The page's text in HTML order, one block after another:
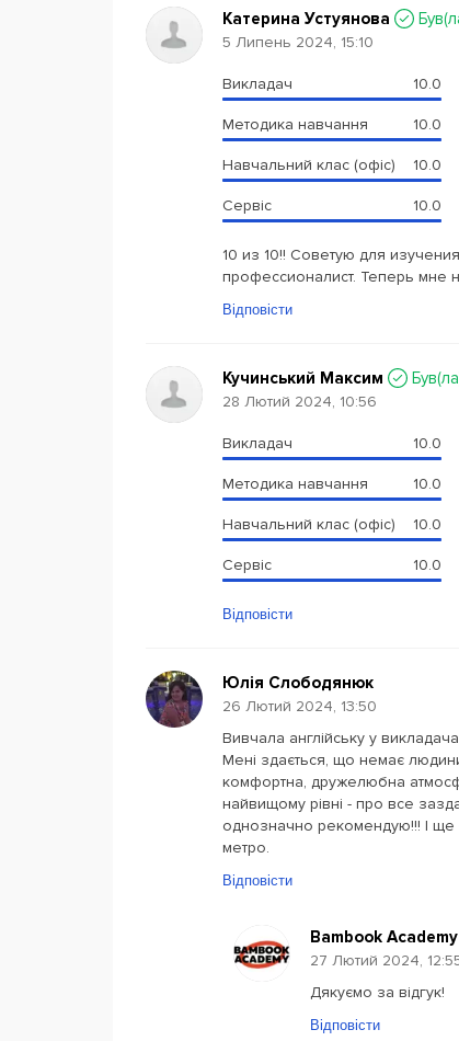
Катерина Устуянова
5 Липень 2024, 15:10
Викладач 10.0
Методика навчання 10.0
Навчальний клас (офіс) 10.0
Сервіс 10.0
10 из 10!! Советую для
профессионалист. Теперь мне
Відповісти
Кучинський Максим
28 Лютий 2024, 10:56
Викладач 10.0
Методика навчання 10.0
Навчальний клас (офіс) 10.0
Сервіс 10.0
Відповісти
Юлія Слободянюк
26 Лютий 2024, 13:50
Вивчала англійську у
Мені здається, що немає
комфортна, дружелюбна
найвищому рівні - про все
однозначно рекомендую!!! І ще
метро.
Відповісти
Bambook Academy
27 Лютий 2024,
Дякуємо за відгук!
Відповісти